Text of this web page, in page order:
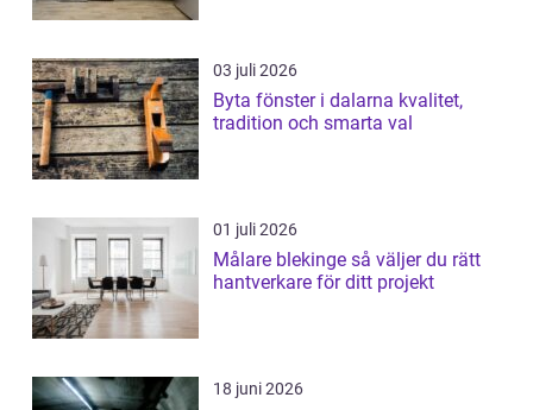
03 juli 2026
Byta fönster i dalarna kvalitet,
tradition och smarta val
01 juli 2026
Målare blekinge så väljer du rätt
hantverkare för ditt projekt
18 juni 2026